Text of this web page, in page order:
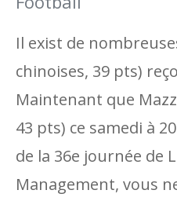
Il exist de
chinoises, 39 pts)
Maintenant que
43 pts) ce samedi à
de la 36e journée de
Management, vous